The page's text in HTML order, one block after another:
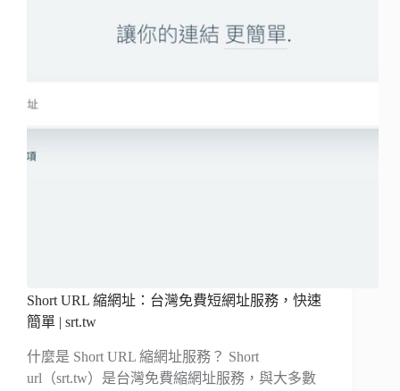
Short URL 縮網址：台灣免費短網址服務，快速
簡單 | srt.tw
什麼是 Short URL 縮網址服務？ Short
url（srt.tw）是台灣免費縮網址服務，與大多數